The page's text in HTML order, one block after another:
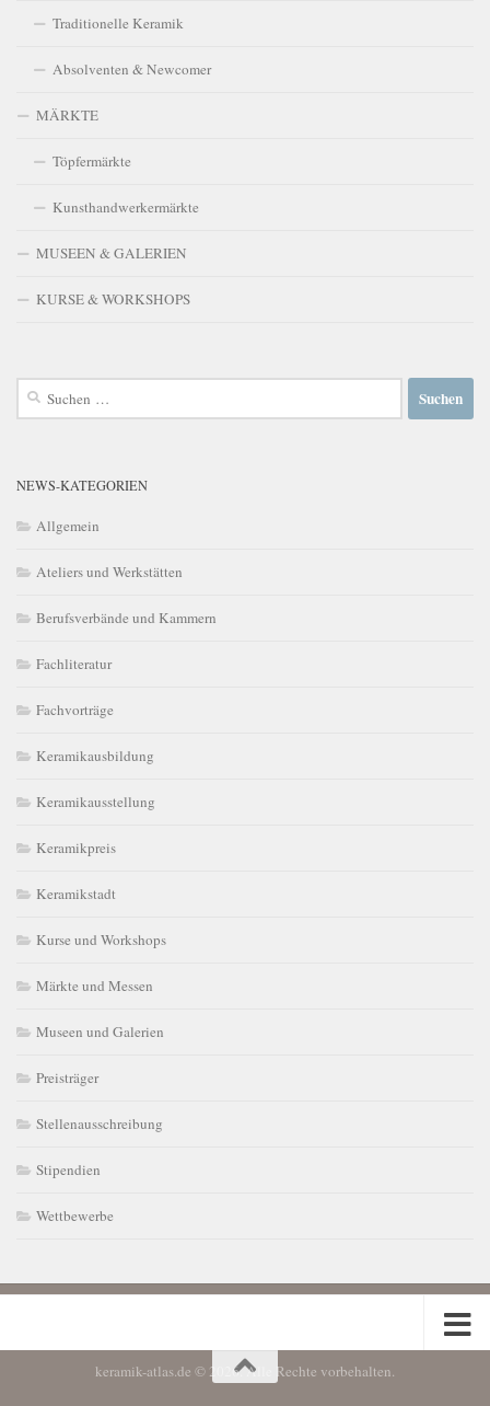
Traditionelle Keramik
Absolventen & Newcomer
MÄRKTE
Töpfermärkte
Kunsthandwerkermärkte
MUSEEN & GALERIEN
KURSE & WORKSHOPS
Suchen
NEWS-KATEGORIEN
Allgemein
Ateliers und Werkstätten
Berufsverbände und Kammern
Fachliteratur
Fachvorträge
Keramikausbildung
Keramikausstellung
Keramikpreis
Keramikstadt
Kurse und Workshops
Märkte und Messen
Museen und Galerien
Preisträger
Stellenausschreibung
Stipendien
Wettbewerbe
keramik-atlas.de © 2026. Alle Rechte vorbehalten.